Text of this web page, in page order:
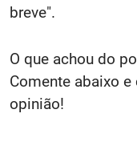
breve".
O que achou do
Comente abaixo
opinião!